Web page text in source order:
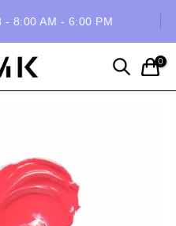
8:00 AM - 6:00 PM
0